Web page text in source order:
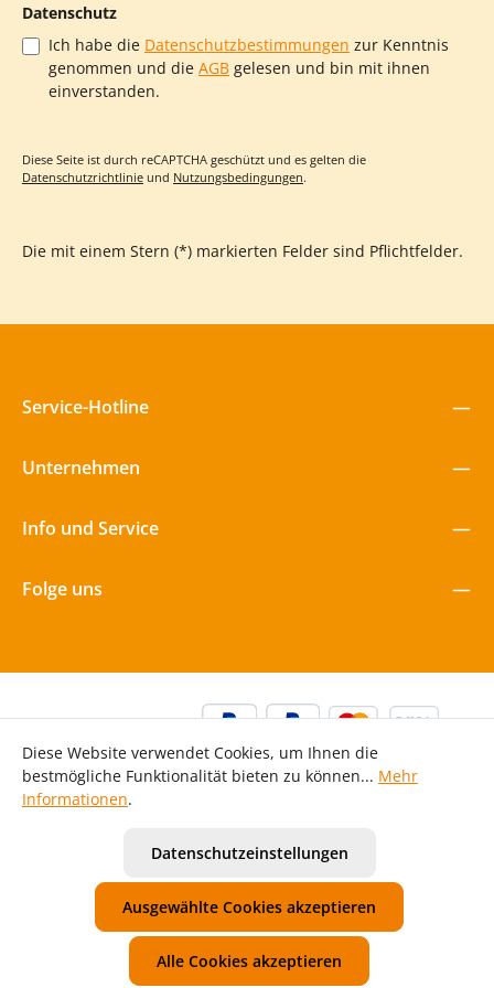
Zuhause Ob als kreative Bauecke in der Kita, als mobiler
Bauplatz im Hort oder als vielseitiger Spieltisch zu Hause – der
Baustein-Konstruktionstisch fördert nicht nur die Kreativität,
sondern schafft auch eine ordentliche Umgebung.
Lieferumfang Die Platte ist bereits integriert. Die
Datenschutz
Ich habe die Datenschutzbestimmungen zur Kenntnis
genommen und die AGB gelesen und bin mit ihnen
einverstanden.
Diese Seite ist durch reCAPTCHA geschützt und es gelten die
Datenschutzrichtlinie und Nutzungsbedingungen.
Die mit einem Stern (*) markierten Felder sind Pflichtfelder.
Service-Hotline
Unternehmen
Info und Service
Folge uns
und ggf. Nachnahmegebühren, wenn nicht anders
angegeben.
© 2026 Mawi Spiele GmbH - with for Kita | Kiga | Hort
Unsere AGBWiderrufsbelehrung Datenschutzerklärung
Impressum
Diese Website verwendet Cookies, um Ihnen die
bestmögliche Funktionalität bieten zu können... Mehr
Informationen.
Datenschutzeinstellungen
Ausgewählte Cookies akzeptieren
Alle Cookies akzeptieren